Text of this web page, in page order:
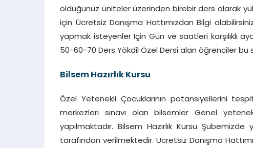
olduğunuz üniteler üzerinden birebir ders alarak
için Ücretsiz Danışma Hattımızdan Bilgi
yapmak isteyenler İçin Gün ve saatleri karşılıklı
50-60-70 Ders Yökdil Özel Dersi alan öğrenciler bu
Bilsem Hazırlık Kursu
Özel Yetenekli Çocuklarının potansiyellerini
merkezleri sınavı olan bilsemler Genel
yapılmaktadır. Bilsem Hazırlık Kursu
tarafından verilmektedir. Ücretsiz Danışma